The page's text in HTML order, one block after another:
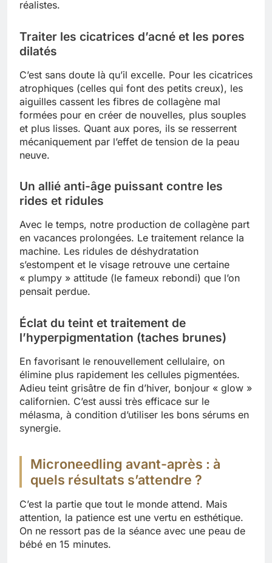
réalistes.
Traiter les cicatrices d’acné et les pores
dilatés
C’est sans doute là qu’il excelle. Pour les cicatrices
atrophiques (celles qui font des petits creux), les
aiguilles cassent les fibres de collagène mal
formées pour en créer de nouvelles, plus souples
et plus lisses. Quant aux pores, ils se resserrent
mécaniquement par l’effet de tension de la peau
neuve.
Un allié anti-âge puissant contre les
rides et ridules
Avec le temps, notre production de collagène part
en vacances prolongées. Le traitement relance la
machine. Les ridules de déshydratation
s’estompent et le visage retrouve une certaine
« plumpy » attitude (le fameux rebondi) que l’on
pensait perdue.
Éclat du teint et traitement de
l’hyperpigmentation (taches brunes)
En favorisant le renouvellement cellulaire, on
élimine plus rapidement les cellules pigmentées.
Adieu teint grisâtre de fin d’hiver, bonjour « glow »
californien. C’est aussi très efficace sur le
mélasma, à condition d’utiliser les bons sérums en
synergie.
Microneedling avant-après : à
quels résultats s’attendre ?
C’est la partie que tout le monde attend. Mais
attention, la patience est une vertu en esthétique.
On ne ressort pas de la séance avec une peau de
bébé en 15 minutes.